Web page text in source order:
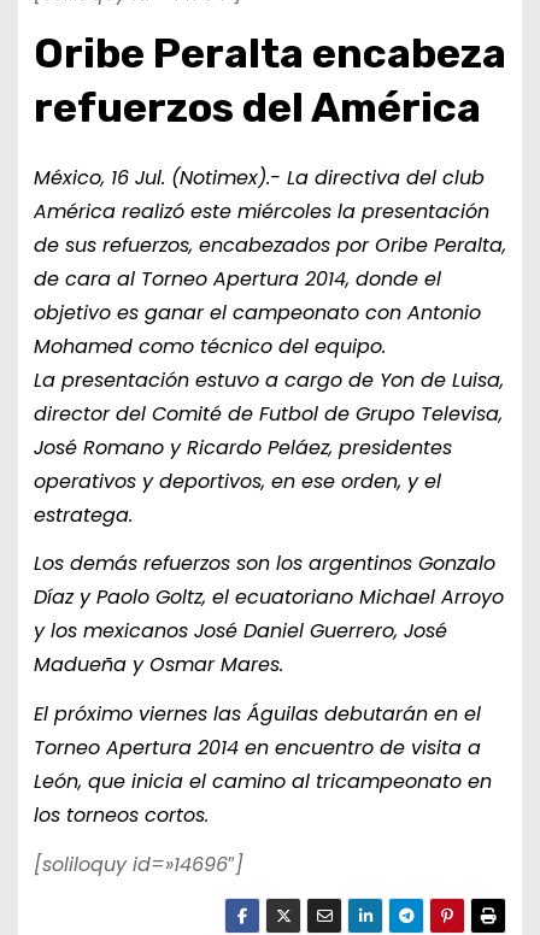
Oribe Peralta encabeza
refuerzos del América
México, 16 Jul. (Notimex).- La directiva del club
América realizó este miércoles la presentación
de sus refuerzos, encabezados por Oribe Peralta,
de cara al Torneo Apertura 2014, donde el
objetivo es ganar el campeonato con Antonio
Mohamed como técnico del equipo.
La presentación estuvo a cargo de Yon de Luisa,
director del Comité de Futbol de Grupo Televisa,
José Romano y Ricardo Peláez, presidentes
operativos y deportivos, en ese orden, y el
estratega.
Los demás refuerzos son los argentinos Gonzalo
Díaz y Paolo Goltz, el ecuatoriano Michael Arroyo
y los mexicanos José Daniel Guerrero, José
Madueña y Osmar Mares.
El próximo viernes las Águilas debutarán en el
Torneo Apertura 2014 en encuentro de visita a
León, que inicia el camino al tricampeonato en
los torneos cortos.
[soliloquy id=»14696″]